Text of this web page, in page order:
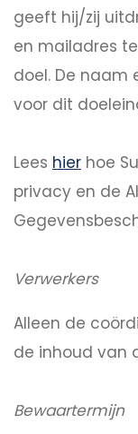
geeft hij/zij
en mailadres
doel. De naam
voor dit
Lees hier hoe
privacy en de
Verwerkers
Alleen de
de inhoud van
Bewaartermijn